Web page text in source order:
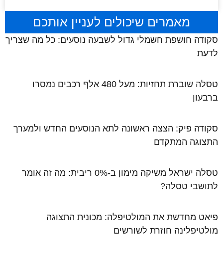
מאמרים שיכולים לעניין אותכם
סקודה חושפת חשמלי גדול לשבעה נוסעים: כל מה שצריך
לדעת
טסלה שוברת תחזיות: מעל 480 אלף רכבים נמסרו
ברבעון
סקודה פיק: הצצה ראשונה לתא הנוסעים החדש ולמערך
התצוגה המתקדם
טסלה ישראל משיקה מימון ב-0% ריבית: מה זה אומר
לתושבי טסלה?
פיאט מחדשת את המולטיפלה: מכונית התצוגה
מולטיפלינה חוזרת לשורשים